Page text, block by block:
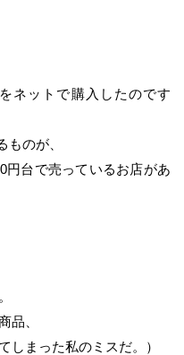
ネットで購入したのです
のが、
台で売っているお店があ
品、
しまった私のミスだ。）